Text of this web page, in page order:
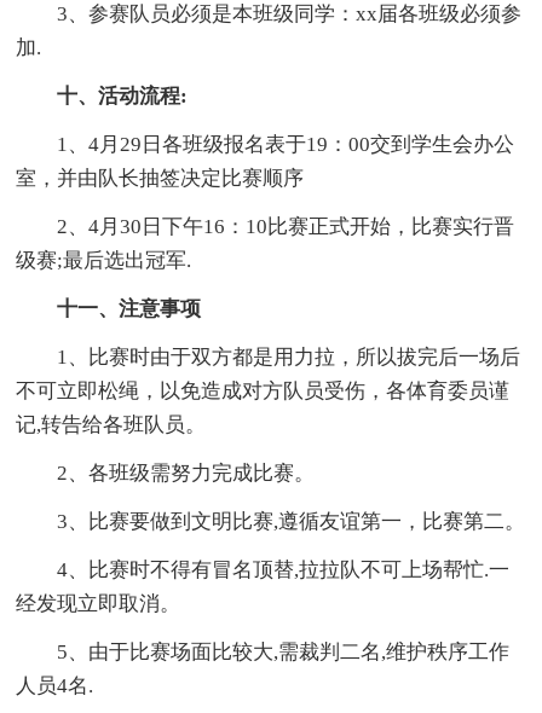
3、参赛队员必须是本班级同学：xx届各班级必须参
加.
十、活动流程:
1、4月29日各班级报名表于19：00交到学生会办公
室，并由队长抽签决定比赛顺序
2、4月30日下午16：10比赛正式开始，比赛实行晋
级赛;最后选出冠军.
十一、注意事项
1、比赛时由于双方都是用力拉，所以拔完后一场后
不可立即松绳，以免造成对方队员受伤，各体育委员谨
记,转告给各班队员。
2、各班级需努力完成比赛。
3、比赛要做到文明比赛,遵循友谊第一，比赛第二。
4、比赛时不得有冒名顶替,拉拉队不可上场帮忙.一
经发现立即取消。
5、由于比赛场面比较大,需裁判二名,维护秩序工作
人员4名.